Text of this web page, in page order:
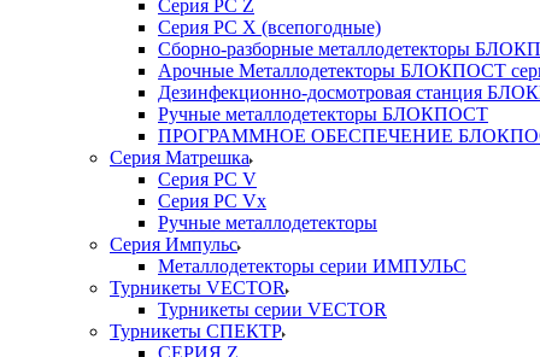
Серия РС Z
Серия РС X (всепогодные)
Сборно-разборные металлодетекторы
Арочные Металлодетекторы БЛОКПОСТ
Дезинфекционно-досмотровая станция
Ручные металлодетекторы БЛОКПОСТ
ПРОГРАММНОЕ ОБЕСПЕЧЕНИЕ
Серия Матрешка
Серия PC V
Серия PC Vx
Ручные металлодетекторы
Серия Импульс
Металлодетекторы серии ИМПУЛЬС
Турникеты VECTOR
Турникеты серии VECTOR
Турникеты СПЕКТР
СЕРИЯ Z